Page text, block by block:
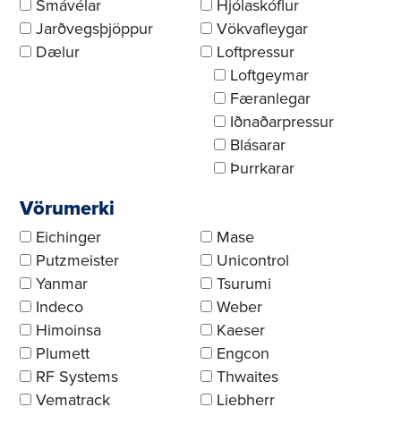
Smávélar
Hjólaskóflur
Jarðvegsþjöppur
Vökvafleygar
Dælur
Loftpressur
Loftgeymar
Færanlegar
Iðnaðarpressur
Blásarar
Þurrkarar
Vörumerki
Eichinger
Mase
Putzmeister
Unicontrol
Yanmar
Tsurumi
Indeco
Weber
Himoinsa
Kaeser
Plumett
Engcon
RF Systems
Thwaites
Vematrack
Liebherr